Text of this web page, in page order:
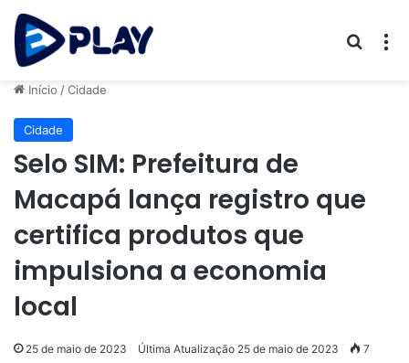
Início /Cidade
Cidade
Selo SIM: Prefeitura de
Macapá lança registro que
certifica produtos que
impulsiona a economia
local
25 de maio de 2023 Última Atualização 25 de maio de 2023 7